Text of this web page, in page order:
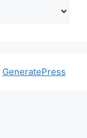
GeneratePress